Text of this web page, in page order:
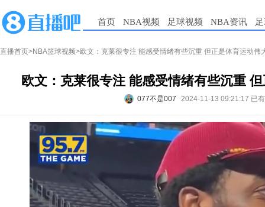
首页 NBA视频 足球视频 NBA资讯
直播首页>NBA篮球视频>欧文：克莱很专注 能感受情绪有些沉重 但正是体育运动伟
欧文：克莱很专注 能感受情绪有些沉重
077不是007 2024-11-13 09:21:17 已